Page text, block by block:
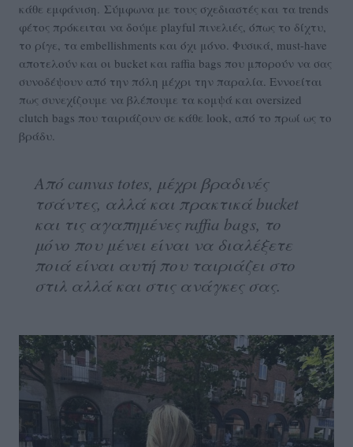
κάθε εμφάνιση. Σύμφωνα με τους σχεδιαστές και τα trends
φέτος πρόκειται να δούμε playful πινελιές, όπως το δίχτυ,
το ρίγε, τα embellishments και όχι μόνο. Φυσικά, must-have
αποτελούν και οι bucket και raffia bags που μπορούν να σας
συνοδέψουν από την πόλη μέχρι την παραλία. Εννοείται
πως συνεχίζουμε να βλέπουμε τα κομψά και oversized
clutch bags που ταιριάζουν σε κάθε look, από το πρωί ως το
βράδυ.
Από canvas totes, μέχρι βραδινές
τσάντες, αλλά και πρακτικά bucket
και τις αγαπημένες raffia bags, το
μόνο που μένει είναι να διαλέξετε
ποιά είναι αυτή που ταιριάζει στο
στιλ αλλά και στις ανάγκες σας.